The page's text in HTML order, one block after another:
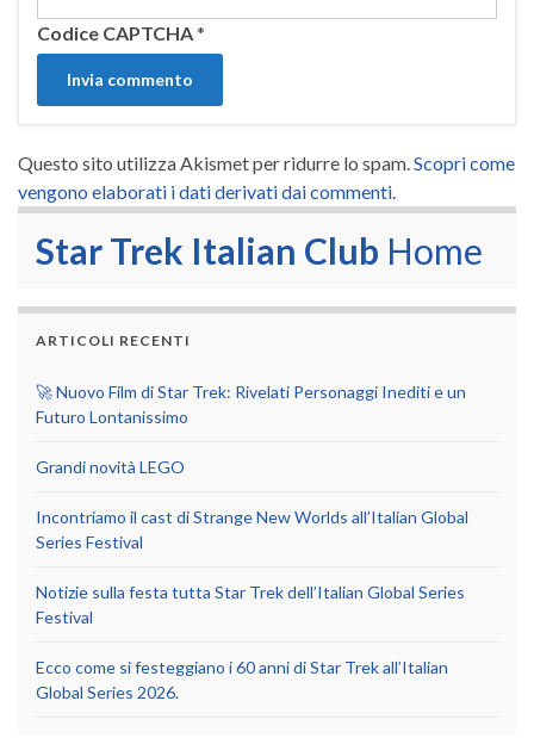
Codice CAPTCHA*
Questo sito utilizza Akismet per ridurre lo spam.Scopri come
vengono elaborati i dati derivati dai commenti.
Star Trek Italian Club Home
ARTICOLI RECENTI
🚀 Nuovo Film di Star Trek: Rivelati Personaggi Inediti e un
Futuro Lontanissimo
Grandi novità LEGO
Incontriamo il cast di Strange New Worlds all’Italian Global
Series Festival
Notizie sulla festa tutta Star Trek dell’Italian Global Series
Festival
Ecco come si festeggiano i 60 anni di Star Trek all’Italian
Global Series 2026.